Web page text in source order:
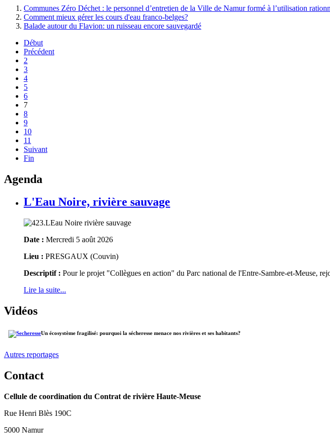
Communes Zéro Déchet : le personnel d’entretien de la Ville de Namur formé à l’utilisation
Comment mieux gérer les cours d'eau franco-belges?
Balade autour du Flavion: un ruisseau encore sauvegardé
Début
Précédent
2
3
4
5
6
7
8
9
10
11
Suivant
Fin
Agenda
L'Eau Noire, rivière sauvage
Date : Mercredi 5 août 2026
Lieu : PRESGAUX (Couvin)
Descriptif : Pour le projet "Collègues en action" du Parc national de l'Entre-Sambre-et-Meuse,
Lire la suite...
Vidéos
Un écosystème fragilisé: pourquoi la sécheresse menace nos rivières et ses habitants?
Autres reportages
Contact
Cellule de coordination du Contrat de rivière Haute-Meuse
Rue Henri Blès 190C
5000 Namur